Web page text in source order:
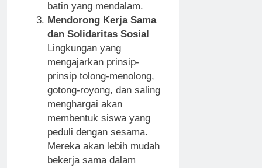
batin yang mendalam.
Mendorong Kerja Sama
dan Solidaritas Sosial
Lingkungan yang
mengajarkan prinsip-
prinsip tolong-menolong,
gotong-royong, dan saling
menghargai akan
membentuk siswa yang
peduli dengan sesama.
Mereka akan lebih mudah
bekerja sama dalam